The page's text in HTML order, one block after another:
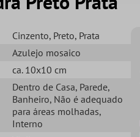
Cinzento, Preto, Prata
Azulejo mosaico
ca. 10x10 cm
Dentro de Casa, Parede,
Banheiro, Não é adequado
para áreas molhadas,
Interno